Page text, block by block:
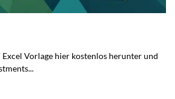
Excel Vorlage hier kostenlos herunter und